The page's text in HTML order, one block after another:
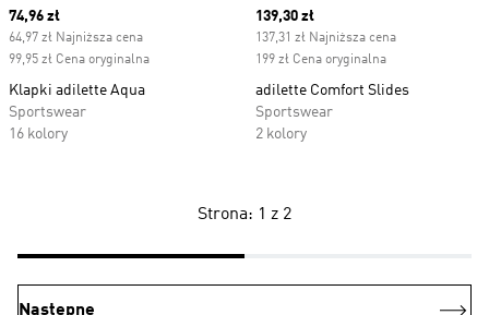
Current price
74,96 zł
64,97 zł Najniższa cena
99,95 zł Cena oryginalna
Klapki adilette Aqua
Sportswear
16 kolory
Current price
139,30 zł
137,31 zł Najniższa cena
199 zł Cena oryginalna
adilette Comfort Slides
Sportswear
2 kolory
Strona: 1 z 2
Następne